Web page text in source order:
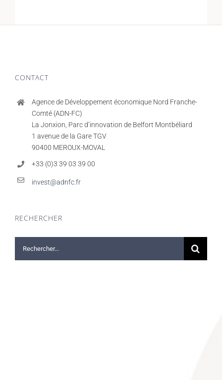
CONTACT
Agence de Développement économique Nord Franche-
Comté (ADN-FC)
La Jonxion, Parc d’innovation de Belfort Montbéliard
1 avenue de la Gare TGV
90400 MEROUX-MOVAL
+33 (0)3 39 03 39 00
invest@adnfc.fr
RECHERCHER
Rechercher: